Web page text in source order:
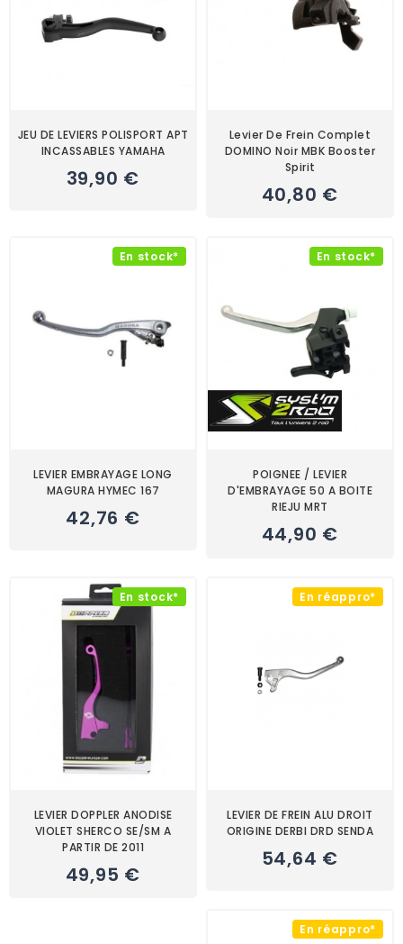
JEU DE LEVIERS POLISPORT APT
INCASSABLES YAMAHA
39,90 €
Levier De Frein Complet
DOMINO Noir MBK Booster
Spirit
40,80 €
En stock*
LEVIER EMBRAYAGE LONG
MAGURA HYMEC 167
42,76 €
En stock*
POIGNEE / LEVIER
D'EMBRAYAGE 50 A BOITE
RIEJU MRT
44,90 €
En stock*
LEVIER DOPPLER ANODISE
VIOLET SHERCO SE/SM A
PARTIR DE 2011
49,95 €
En réappro*
LEVIER DE FREIN ALU DROIT
ORIGINE DERBI DRD SENDA
54,64 €
En réappro*